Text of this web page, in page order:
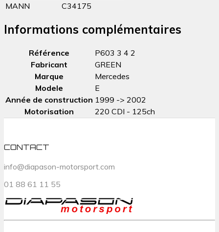
MANN
C34175
Informations complémentaires
Référence
P603 3 4 2
Fabricant
GREEN
Marque
Mercedes
Modele
E
Année de construction 1999 -> 2002
Motorisation
220 CDI - 125ch
CONTACT
info@diapason-motorsport.com
01 88 61 11 55